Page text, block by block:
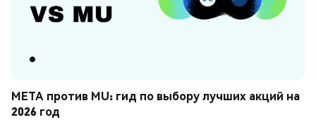
META против MU: гид по выбору лучших акций на
2026 год